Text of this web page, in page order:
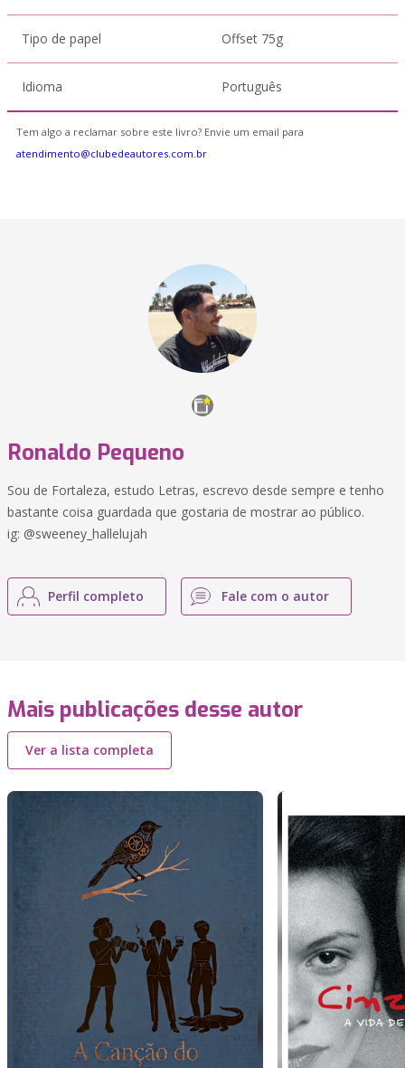
Tipo de papel Offset 75g
Idioma Português
Tem algo a reclamar sobre este livro? Envie um email para
atendimento@clubedeautores.com.br
Ronaldo Pequeno
Sou de Fortaleza, estudo Letras, escrevo desde sempre e tenho
bastante coisa guardada que gostaria de mostrar ao público.
ig: @sweeney_hallelujah
Perfil completo Fale com o autor
Mais publicações desse autor
Ver a lista completa